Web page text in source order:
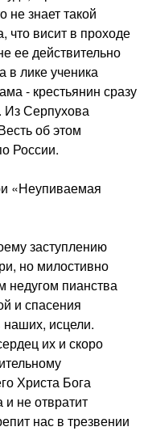
не знает такой
что висит в проходе
ее действительно
лике ученика
- крестьянин сразу
Из Серпухова
об этом
России.
«Неупиваемая
заступлению
но милостивно
недугом пианства
и спасения
исцели.
их и скоро
Христа Бога
не отвратит
нас в трезвении